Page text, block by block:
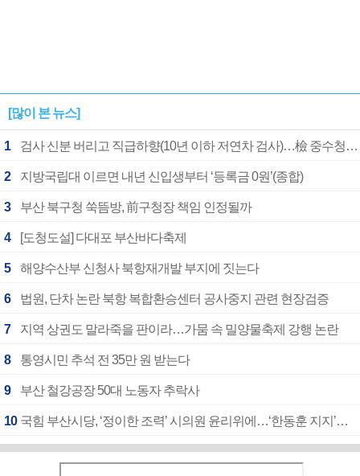
[많이 본 뉴스]
1 검사 신분 버리고 직급하향(10년 이하 저연차 검사)…檢 중수청행 기피
2 지방국립대 이르면 내년 신입생부터 ‘등록금 0원’(종합)
3 부산 북구청 쑥뜸방, 前구청장 책임 인정될까
4 [도청도설] 다대포 부산바다축제
5 해양수산부 신청사 북항재개발 부지에 짓는다
6 법원, 단차 논란 북항 복합환승센터 공사중지 관련 현장검증
7 지역 상권도 말라죽을 판이라…가뭄 속 밀양물축제 강행 논란
8 통영시민 추석 전 35만 원 받는다
9 부산 철강공장 50대 노동자 추락사
10 국힘 부산시당, ‘정이한 조력’ 시의원 윤리위에…‘한동훈 지지’도 신고접수